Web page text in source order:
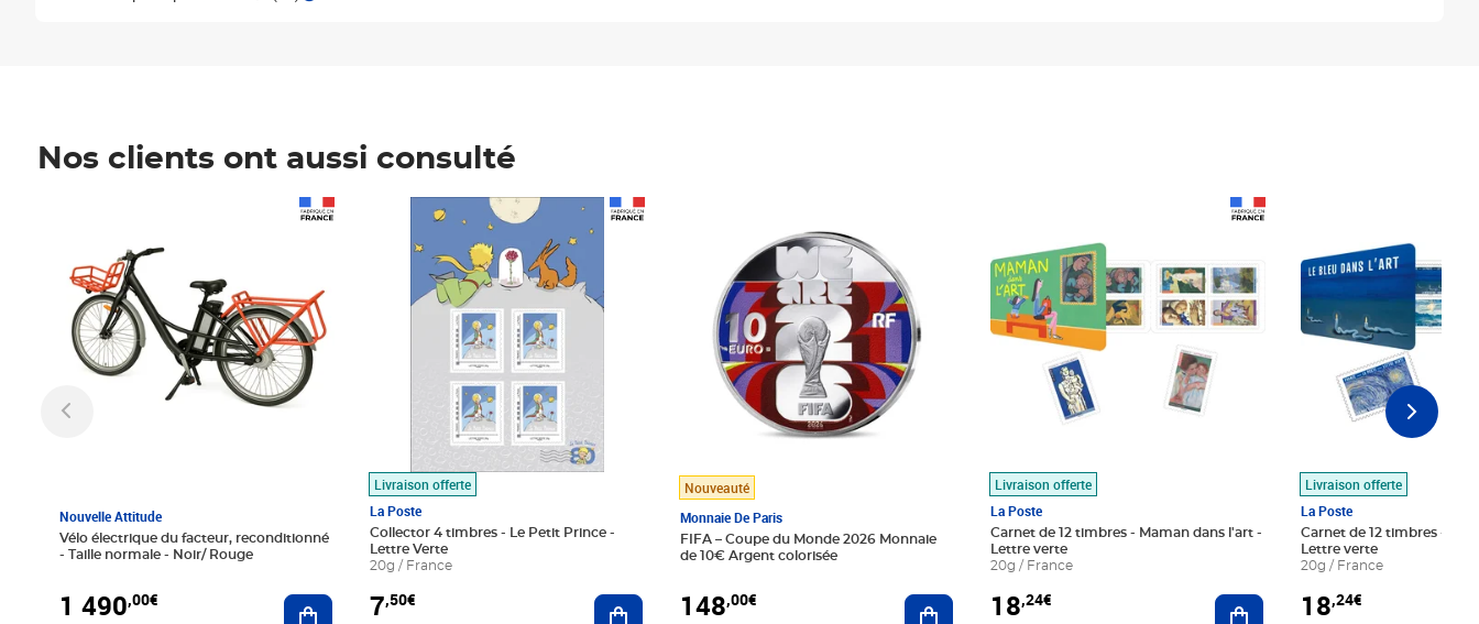
Nos clients ont aussi consulté
Nouvelle Attitude
Vélo électrique du facteur, reconditionné
- Taille normale - Noir/ Rouge
1 490,00€ Ajouter au panier
Livraison offerte
La Poste
Collector 4 timbres - Le Petit Prince -
Lettre Verte
20g / France
7,50€
Prix 7,50€
Ajouter au panier
Nouveauté
Monnaie De Paris
FIFA – Coupe du Monde 2026 Monnaie
de 10€ Argent colorisée
148,00€ Ajouter au panier
Livraison offerte
La Poste
Carnet de 12 timbres - Maman dans l'art -
Lettre verte
20g / France
18,24€ Ajouter au panier
Livraison offerte
La Poste
Carnet de 12 timbres - Le
Lettre verte
20g / France
18,24€